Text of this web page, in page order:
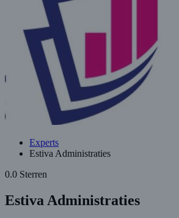
Experts
Estiva Administraties
0.0 Sterren
Estiva Administraties